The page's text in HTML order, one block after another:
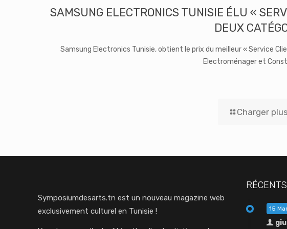
SAMSUNG ELECTRONICS TUNISIE ÉLU «
DEUX
Samsung Electronics Tunisie, obtient le prix du meilleur « Service
Electroménager et
Charger plus
Symposiumdesarts.tn est un nouveau magazine web
exclusivement culturel en Tunisie !
15